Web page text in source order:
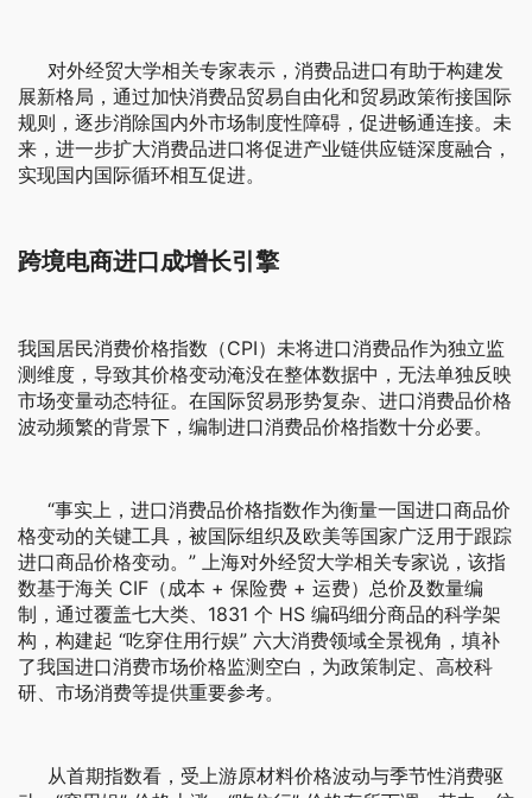
对外经贸大学相关专家表示，消费品进口有助于构建发
展新格局，通过加快消费品贸易自由化和贸易政策衔接国际
规则，逐步消除国内外市场制度性障碍，促进畅通连接。未
来，进一步扩大消费品进口将促进产业链供应链深度融合，
实现国内国际循环相互促进。
跨境电商进口成增长引擎
我国居民消费价格指数（CPI）未将进口消费品作为独立监
测维度，导致其价格变动淹没在整体数据中，无法单独反映
市场变量动态特征。在国际贸易形势复杂、进口消费品价格
波动频繁的背景下，编制进口消费品价格指数十分必要。
“事实上，进口消费品价格指数作为衡量一国进口商品价
格变动的关键工具，被国际组织及欧美等国家广泛用于跟踪
进口商品价格变动。” 上海对外经贸大学相关专家说，该指
数基于海关 CIF（成本 + 保险费 + 运费）总价及数量编
制，通过覆盖七大类、1831 个 HS 编码细分商品的科学架
构，构建起 “吃穿住用行娱” 六大消费领域全景视角，填补
了我国进口消费市场价格监测空白，为政策制定、高校科
研、市场消费等提供重要参考。
从首期指数看，受上游原材料价格波动与季节性消费驱